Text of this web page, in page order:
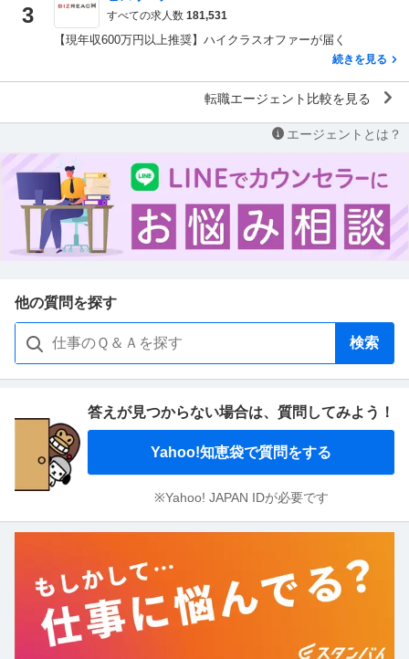
3 すべての求人数 181,531
【現年収600万円以上推奨】ハイクラスオファーが届く
続きを見る
転職エージェント比較を見る
エージェントとは？
他の質問を探す
検索
答えが見つからない場合は、 質問してみよう！
Yahoo!知恵袋で質問をする
※Yahoo! JAPAN IDが必要です